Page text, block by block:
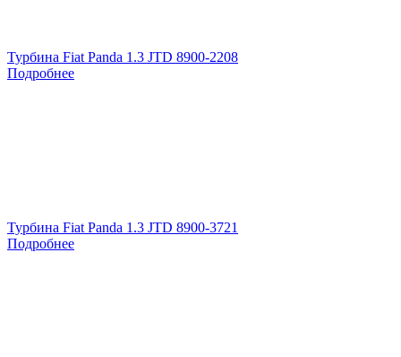
Турбина Fiat Panda 1.3 JTD 8900-2208
Подробнее
Турбина Fiat Panda 1.3 JTD 8900-3721
Подробнее